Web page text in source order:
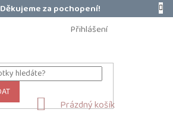
za pochopení!
Přihlášení
NÁKUPNÍ
Prázdný košík